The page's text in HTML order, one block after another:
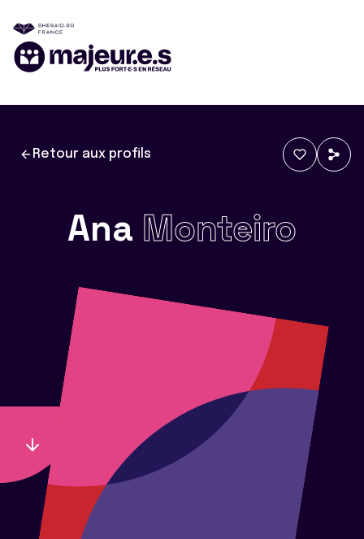
Retour aux profils
Ana Monteiro